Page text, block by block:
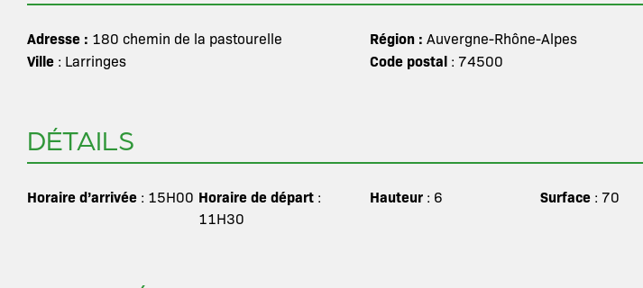
Adresse : 180 chemin de la pastourelle
Ville : Larringes
Région : Auvergne-Rhône-Alpes
Code postal: 74500
DÉTAILS
Horaire d’arrivée : 15H00 Horaire de départ:
11H30
Hauteur: 6 Surface : 70